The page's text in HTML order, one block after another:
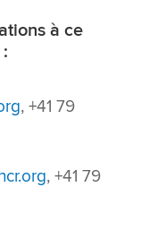
à ce
, +41 79
, +41 79